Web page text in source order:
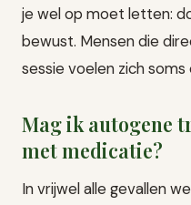
je wel op moet letten:
bewust. Mensen die
sessie voelen zich
Mag ik autogene
met medicatie?
In vrijwel alle gevallen